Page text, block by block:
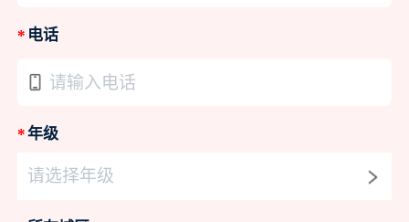
* 电话
请输入电话
*年级
请选择年级